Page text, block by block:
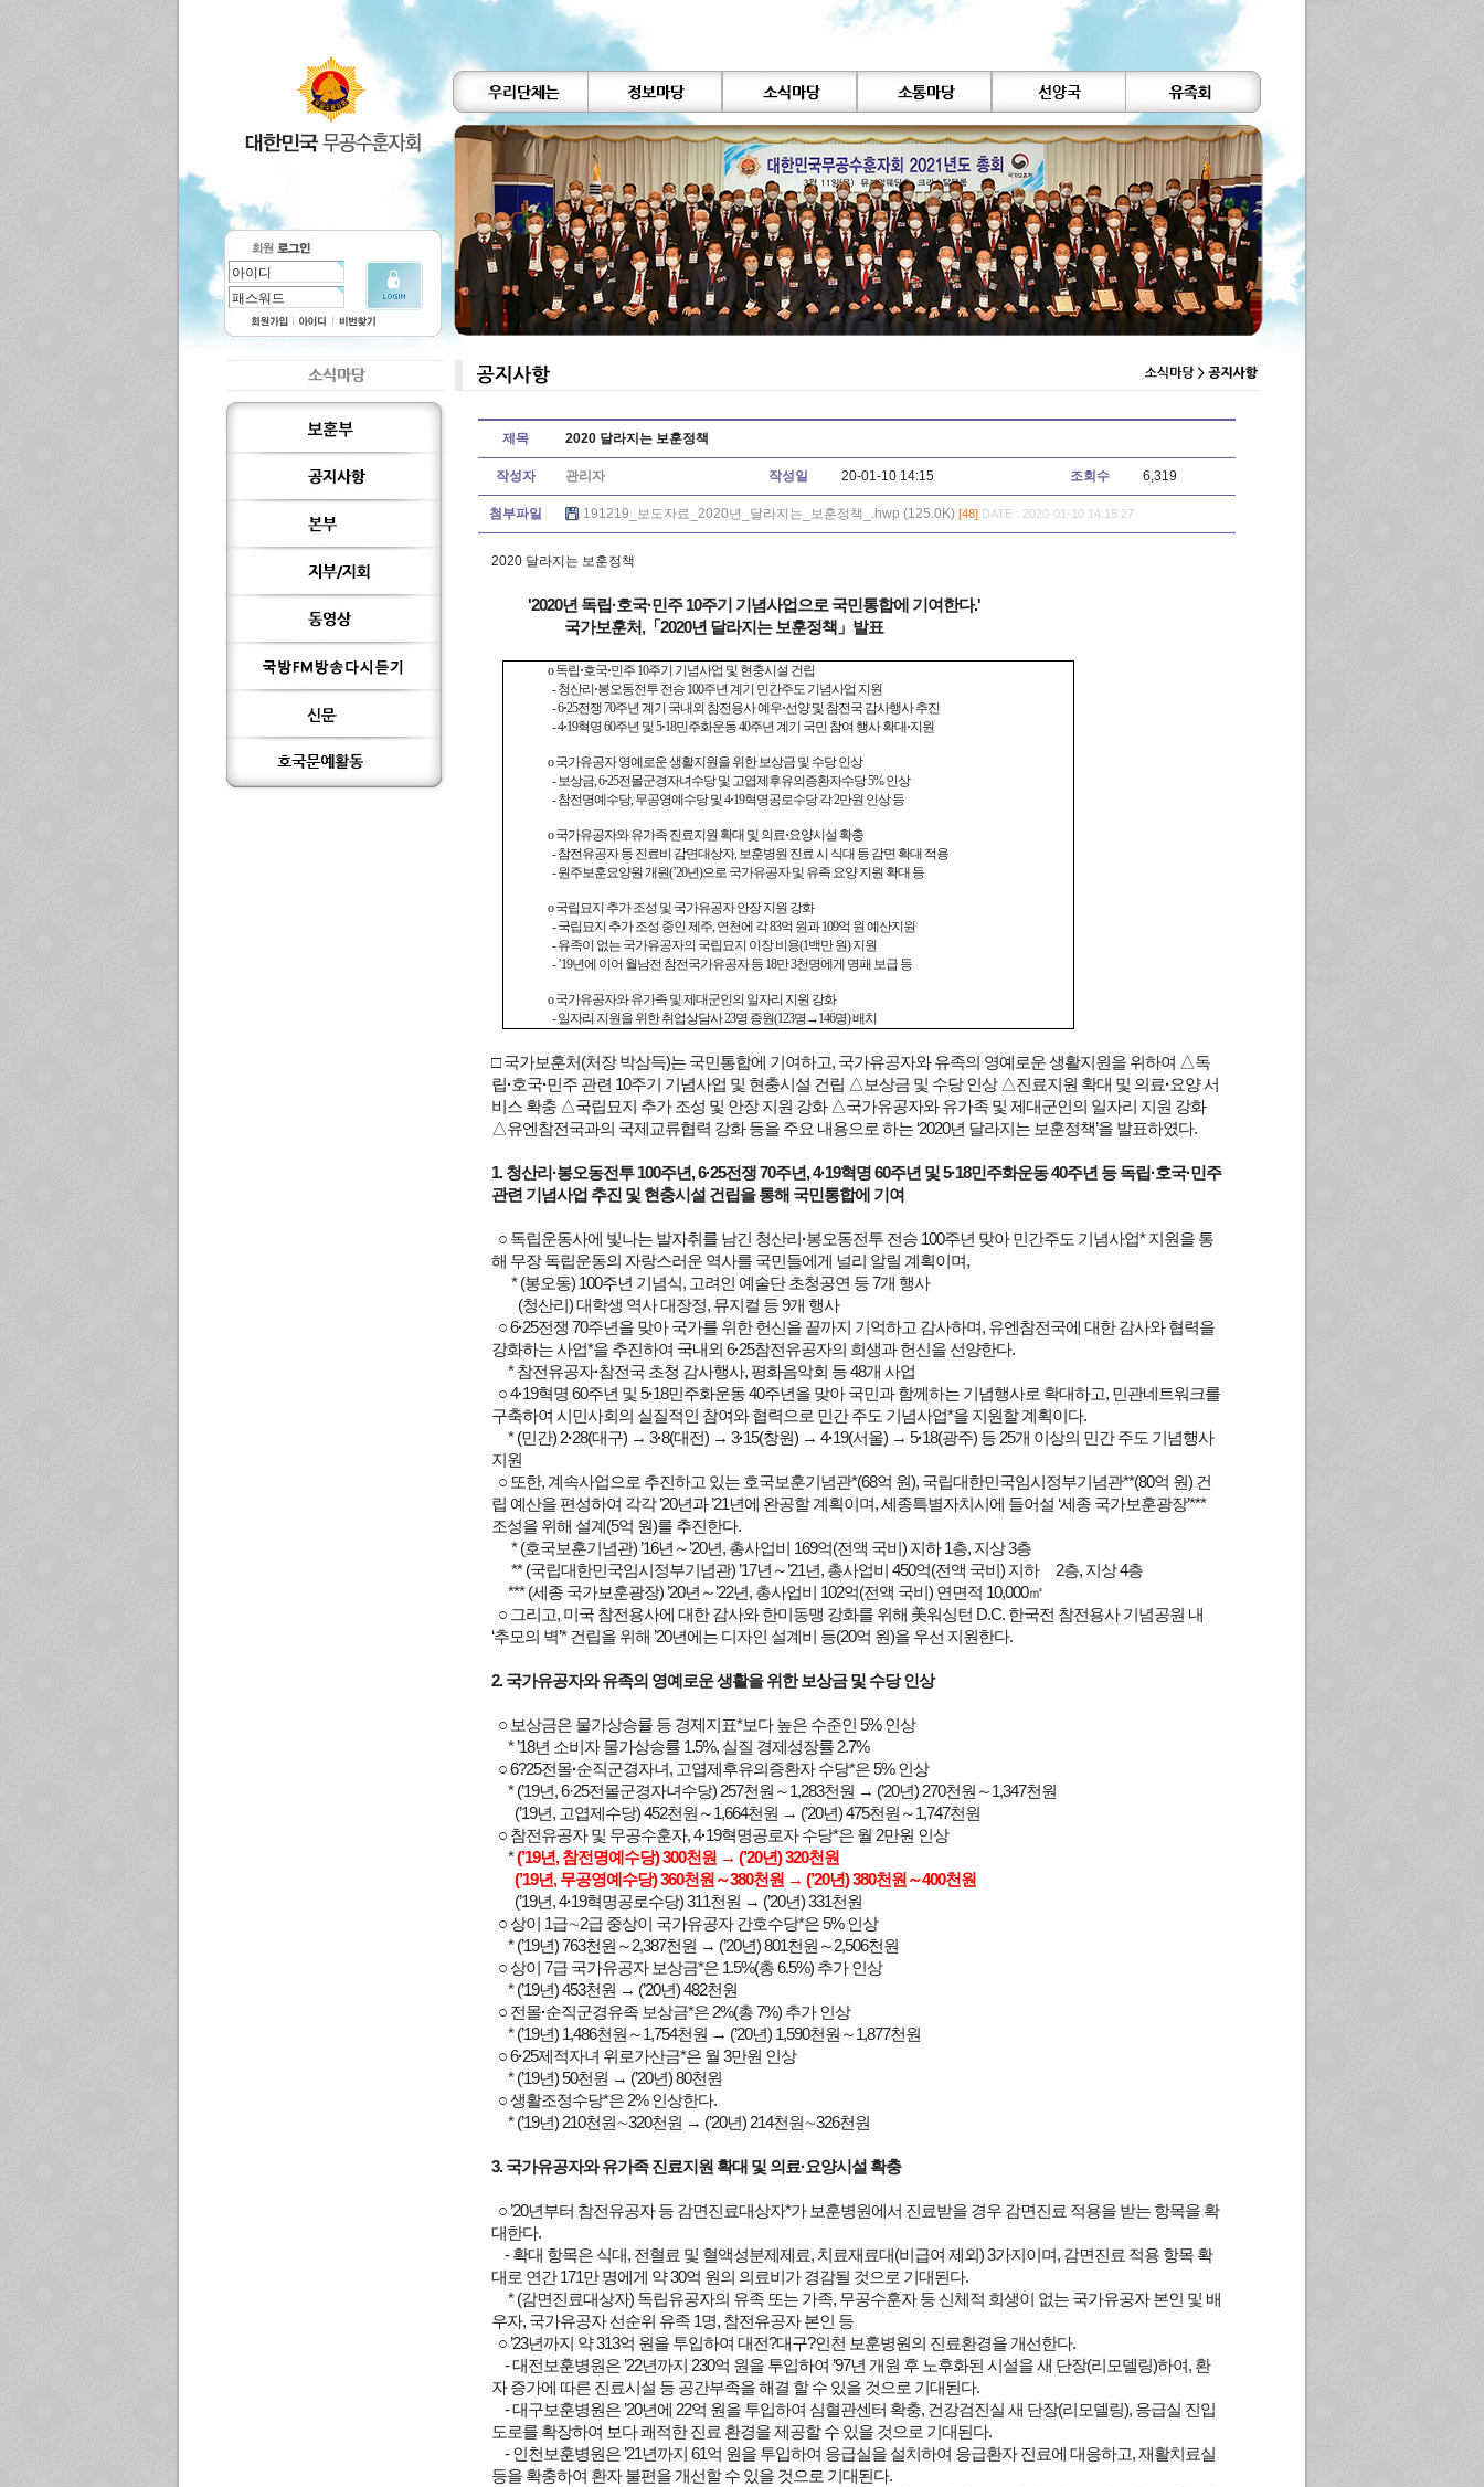
제목 2020 달라지는 보훈정책
작성자 관리자 작성일 20-01-10 14:15 조회수 6,319
첨부파일 191219_보도자료_2020년_달라지는_보훈정책_.hwp (125.0K) [48] DATE : 2020-01-10 14:15:27
2020 달라지는 보훈정책
'2020년 독립·호국·민주 10주기 기념사업으로 국민통합에 기여한다.'
국가보훈처,「2020년 달라지는 보훈정책」발표
o 독립·호국·민주 10주기 기념사업 및 현충시설 건립
- 청산리 ·봉오동전투 전승 100주년 계기 민간주도 기념사업 지원
- 6·25전쟁 70주년 계기 국내외 참전용사 예우·선양 및 참전국 감사행사 추진
- 4·19혁명 60주년 및 5·18민주화운동 40주년 계기 국민 참여 행사 확대·지원
o 국가유공자 영예로운 생활지원을 위한 보상금 및 수당 인상
- 보상금, 6·25전몰군경자녀수당 및 고엽제후유의증환자수당 5% 인상
- 참전명예수당, 무공영예수당 및 4·19혁명공로수당 각 2만원 인상 등
o 국가유공자와 유가족 진료지원 확대 및 의료·요양시설 확충
- 참전유공자 등 진료비 감면대상자, 보훈병원 진료 시 식대 등 감면 확대 적용
- 원주보훈요양원 개원(’20년)으로 국가유공자 및 유족 요양 지원 확대 등
o 국립묘지 추가 조성 및 국가유공자 안장 지원 강화
- 국립묘지 추가 조성 중인 제주, 연천에 각 83억 원과 109억 원 예산지원
- 유족이 없는 국가유공자의 국립묘지 이장 비용(1백만 원) 지원
- ’19년에 이어 월남전 참전국가유공자 등 18만 3천명에게 명패 보급 등
o 국가유공자와 유가족 및 제대군인의 일자리 지원 강화
- 일자리 지원을 위한 취업상담사 23명 증원(123명→146명) 배치
□ 국가보훈처(처장 박삼득)는 국민통합에 기여하고, 국가유공자와 유족의 영예로운 생활지원을 위하여 △독
립·호국·민주 관련 10주기 기념사업 및 현충시설 건립 △보상금 및 수당 인상 △진료지원 확대 및 의료·요양 서
비스 확충 △국립묘지 추가 조성 및 안장 지원 강화 △국가유공자와 유가족 및 제대군인의 일자리 지원 강화
△유엔참전국과의 국제교류협력 강화 등을 주요 내용으로 하는 ‘2020년 달라지는 보훈정책’을 발표하였다.
1. 청산리·봉오동전투 100주년, 6·25전쟁 70주년, 4·19혁명 60주년 및 5·18민주화운동 40주년 등 독립·호국·민주
관련 기념사업 추진 및 현충시설 건립을 통해 국민통합에 기여
○ 독립운동사에 빛나는 발자취를 남긴 청산리·봉오동전투 전승 100주년 맞아 민간주도 기념사업* 지원을 통
해 무장 독립운동의 자랑스러운 역사를 국민들에게 널리 알릴 계획이며,
* (봉오동) 100주년 기념식, 고려인 예술단 초청공연 등 7개 행사
(청산리) 대학생 역사 대장정, 뮤지컬 등 9개 행사
○ 6·25전쟁 70주년을 맞아 국가를 위한 헌신을 끝까지 기억하고 감사하며, 유엔참전국에 대한 감사와 협력을
강화하는 사업*을 추진하여 국내외 6·25참전유공자의 희생과 헌신을 선양한다.
* 참전유공자·참전국 초청 감사행사, 평화음악회 등 48개 사업
○ 4·19혁명 60주년 및 5·18민주화운동 40주년을 맞아 국민과 함께하는 기념행사로 확대하고, 민관네트워크를
구축하여 시민사회의 실질적인 참여와 협력으로 민간 주도 기념사업*을 지원할 계획이다.
* (민간) 2·28(대구) → 3·8(대전) → 3·15(창원) → 4·19(서울) → 5·18(광주) 등 25개 이상의 민간 주도 기념행사
지원
○ 또한, 계속사업으로 추진하고 있는 호국보훈기념관*(68억 원), 국립대한민국임시정부기념관**(80억 원) 건
립 예산을 편성하여 각각 ’20년과 ’21년에 완공할 계획이며, 세종특별자치시에 들어설 ‘세종 국가보훈광장’***
조성을 위해 설계(5억 원)를 추진한다.
* (호국보훈기념관) ’16년～’20년, 총사업비 169억(전액 국비) 지하 1층, 지상 3층
** (국립대한민국임시정부기념관) ’17년～’21년, 총사업비 450억(전액 국비) 지하 2층, 지상 4층
*** (세종 국가보훈광장) ’20년～’22년, 총사업비 102억(전액 국비) 연면적 10,000㎡
○ 그리고, 미국 참전용사에 대한 감사와 한미동맹 강화를 위해 美워싱턴 D.C. 한국전 참전용사 기념공원 내
‘추모의 벽’* 건립을 위해 ’20년에는 디자인 설계비 등(20억 원)을 우선 지원한다.
2. 국가유공자와 유족의 영예로운 생활을 위한 보상금 및 수당 인상
○ 보상금은 물가상승률 등 경제지표*보다 높은 수준인 5% 인상
* ’18년 소비자 물가상승률 1.5%, 실질 경제성장률 2.7%
○ 6?25전몰·순직군경자녀, 고엽제후유의증환자 수당*은 5% 인상
* (’19년, 6·25전몰군경자녀수당) 257천원～1,283천원 → (’20년) 270천원～1,347천원
(’19년, 고엽제수당) 452천원～1,664천원 → (’20년) 475천원～1,747천원
○ 참전유공자 및 무공수훈자, 4·19혁명공로자 수당*은 월 2만원 인상
*(’19년, 참전명예수당) 300천원 → (’20년) 320천원
(’19년, 무공영예수당) 360천원～380천원 → (’20년) 380천원～400천원
(’19년, 4·19혁명공로수당) 311천원 → (’20년) 331천원
○ 상이 1급∼2급 중상이 국가유공자 간호수당*은 5% 인상
* (’19년) 763천원～2,387천원 → (’20년) 801천원～2,506천원
○ 상이 7급 국가유공자 보상금*은 1.5%(총 6.5%) 추가 인상
* (’19년) 453천원 → (’20년) 482천원
○ 전몰·순직군경유족 보상금*은 2%(총 7%) 추가 인상
* (’19년) 1,486천원～1,754천원 → (’20년) 1,590천원～1,877천원
○ 6·25제적자녀 위로가산금*은 월 3만원 인상
* (’19년) 50천원 → (’20년) 80천원
○ 생활조정수당*은 2% 인상한다.
* (’19년) 210천원∼320천원 → (’20년) 214천원∼326천원
3. 국가유공자와 유가족 진료지원 확대 및 의료·요양시설 확충
○ ’20년부터 참전유공자 등 감면진료대상자*가 보훈병원에서 진료받을 경우 감면진료 적용을 받는 항목을 확
대한다.
- 확대 항목은 식대, 전혈료 및 혈액성분제제료, 치료재료대(비급여 제외) 3가지이며, 감면진료 적용 항목 확
대로 연간 171만 명에게 약 30억 원의 의료비가 경감될 것으로 기대된다.
* (감면진료대상자) 독립유공자의 유족 또는 가족, 무공수훈자 등 신체적 희생이 없는 국가유공자 본인 및 배
우자, 국가유공자 선순위 유족 1명, 참전유공자 본인 등
○ ’23년까지 약 313억 원을 투입하여 대전?대구?인천 보훈병원의 진료환경을 개선한다.
- 대전보훈병원은 ’22년까지 230억 원을 투입하여 ’97년 개원 후 노후화된 시설을 새 단장(리모델링)하여, 환
자 증가에 따른 진료시설 등 공간부족을 해결 할 수 있을 것으로 기대된다.
- 대구보훈병원은 ’20년에 22억 원을 투입하여 심혈관센터 확충, 건강검진실 새 단장(리모델링), 응급실 진입
도로를 확장하여 보다 쾌적한 진료 환경을 제공할 수 있을 것으로 기대된다.
- 인천보훈병원은 ’21년까지 61억 원을 투입하여 응급실을 설치하여 응급환자 진료에 대응하고, 재활치료실
등을 확충하여 환자 불편을 개선할 수 있을 것으로 기대된다.